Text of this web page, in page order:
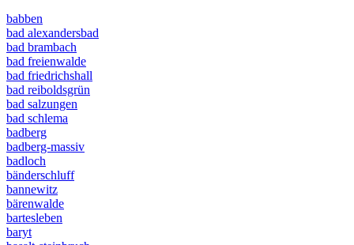
babben
bad alexandersbad
bad brambach
bad freienwalde
bad friedrichshall
bad reiboldsgrün
bad salzungen
bad schlema
badberg
badberg-massiv
badloch
bänderschluff
bannewitz
bärenwalde
bartesleben
baryt